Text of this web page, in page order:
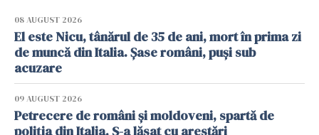
08 AUGUST 2026
El este Nicu, tânărul de 35 de ani, mort în prima zi
de muncă din Italia. Șase români, puși sub
acuzare
09 AUGUST 2026
Petrecere de români și moldoveni, spartă de
poliția din Italia. S-a lăsat cu arestări